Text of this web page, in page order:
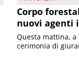
Corpo
nuovi agenti
Questa mattina,
cerimonia di